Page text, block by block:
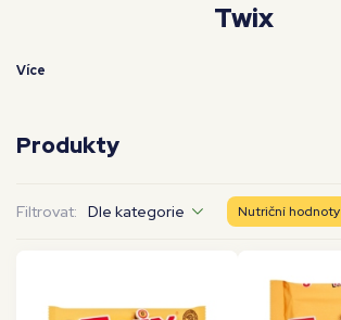
Twix
Více
Produkty
Filtrovat: Dle kategorie Nutriční hodnoty